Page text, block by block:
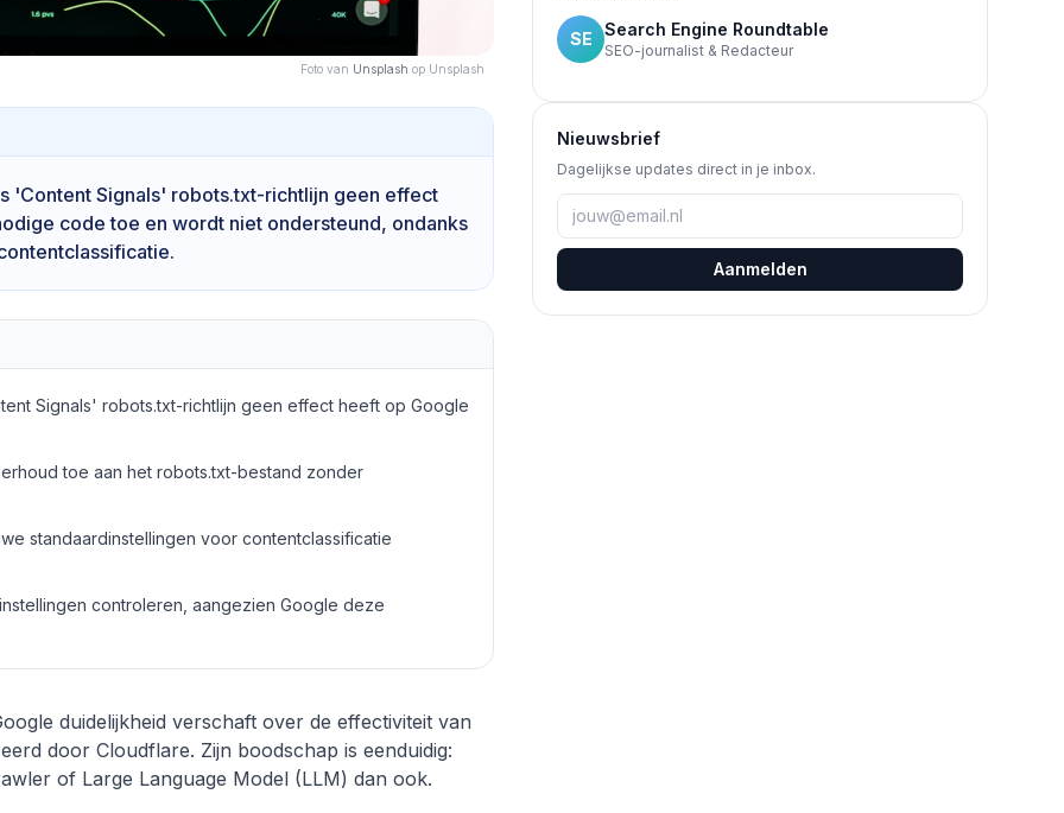
Foto van Unsplash op Unsplash
'Content Signals' robots.txt-richtlijn geen effect
code toe en wordt niet ondersteund, ondanks
Signals' robots.txt-richtlijn geen effect heeft op Google
toe aan het robots.txt-bestand zonder
standaardinstellingen voor contentclassificatie
controleren, aangezien Google deze
duidelijkheid verschaft over de effectiviteit van
door Cloudflare. Zijn boodschap is eenduidig:
of Large Language Model (LLM) dan ook.
SE Search Engine Roundtable
SEO-journalist & Redacteur
Nieuwsbrief
Dagelijkse updates direct in je inbox.
Aanmelden